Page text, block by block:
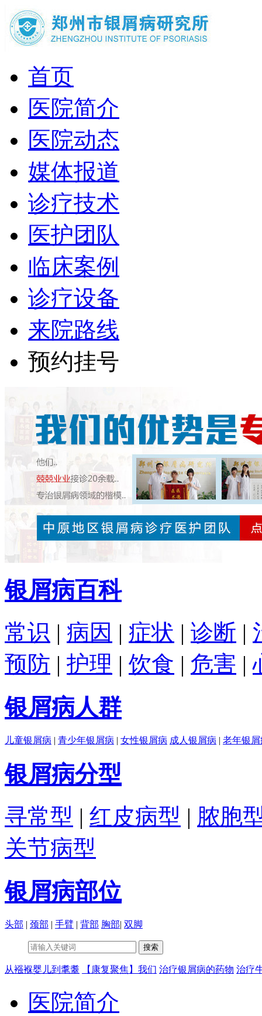
首页
医院简介
医院动态
媒体报道
诊疗技术
医护团队
临床案例
诊疗设备
来院路线
预约挂号
银屑病百科
常识 | 病因 | 症状 | 诊断 |
预防 | 护理 | 饮食 | 危害 |
银屑病人群
儿童银屑病 | 青少年银屑病 | 女性银屑病 成人银屑病 | 老年银屑
银屑病分型
寻常型 | 红皮病型 | 脓胞
关节病型
银屑病部位
头部 | 颈部 | 手臂 | 背部 胸部| 双脚
从襁褓婴儿到耄耋 【康复聚焦】我们 治疗银屑病的药物 治疗
医院简介